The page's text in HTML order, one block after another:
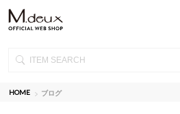
HOME ブログ